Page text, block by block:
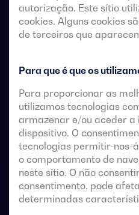
autorização. Este sítio
cookies. Alguns cookies
de terceiros que
Para que é que os
Para proporcionar as
utilizamos tecnologias
armazenar e/ou aceder a
dispositivo. O
tecnologias permitir-nos-
o comportamento de
neste sítio. O não
consentimento, pode
determinadas
remotos sem tensão, a
automático externo,
ou um interruptor.
Estes são concebidos para
energia durante a
Especificações técnicas